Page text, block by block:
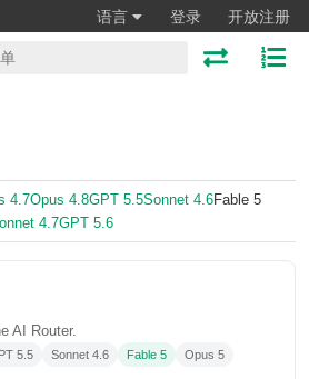
语言 登录 开放注册
4.7Opus 4.8GPT 5.5Sonnet 4.6Fable 5
4.7GPT 5.6
AI Router.
5.5 Sonnet 4.6 Fable 5
Opus 5